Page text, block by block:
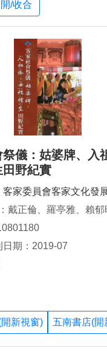
/收合
儀：姑婆牌、入
野紀實
客家委員會客家文化發
戴正倫、羅亭雅、賴郁
日期：2019-07
新視窗) 五南書店(開